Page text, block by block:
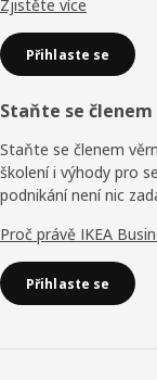
Zjistěte více
Přihlaste se
Staňte se členem
Staňte se členem
školení i výhody pro
podnikání není nic
Proč právě IKEA
Přihlaste se